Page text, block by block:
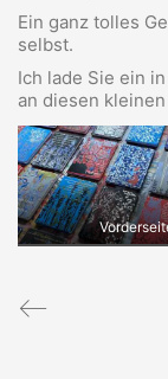
Ein ganz tolles
selbst.
Ich lade Sie ein
an diesen